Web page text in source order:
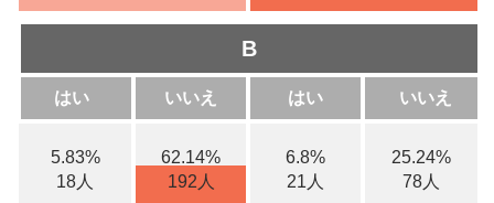
B
はい いいえ はい いいえ
5.83%
18人
62.14%
192人
6.8%
21人
25.24%
78人